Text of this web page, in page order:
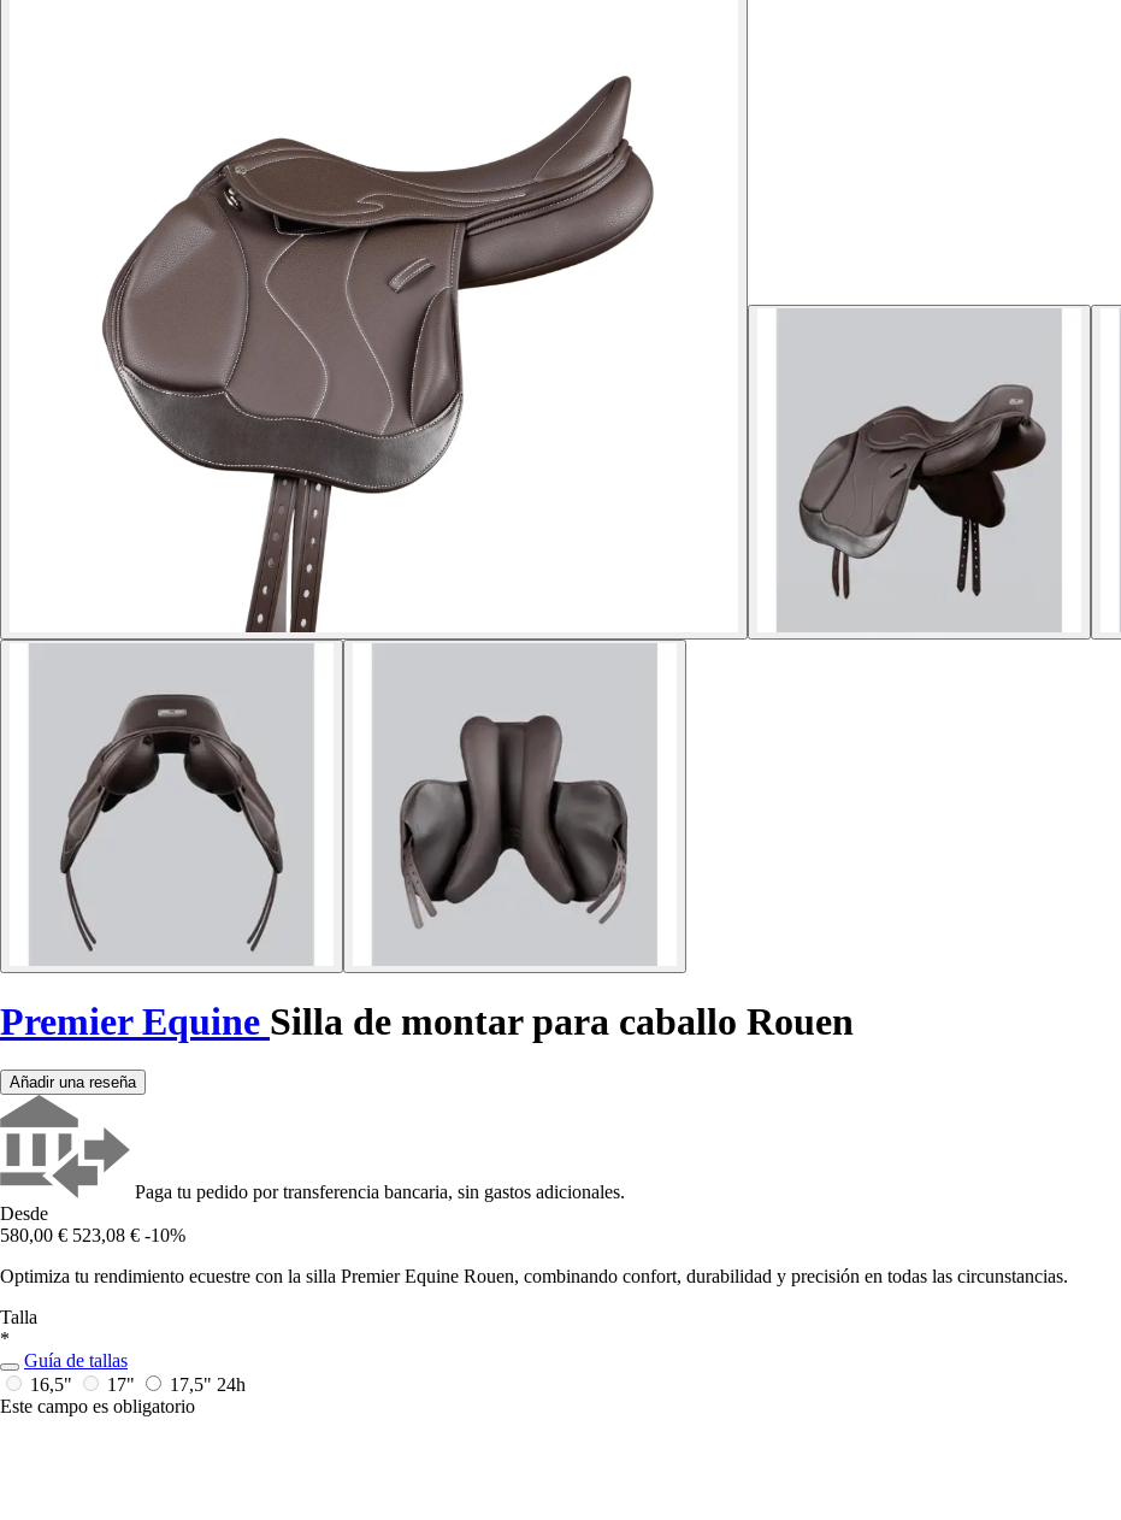
Premier Equine Silla de montar para caballo Rouen
Añadir una reseña
Paga tu pedido por transferencia bancaria, sin gastos adicionales.
Desde
580,00 € 523,08 € -10%
Optimiza tu rendimiento ecuestre con la silla Premier Equine Rouen, combinando confort, durabilidad y precisión en todas las circunstancias.
Talla
*
Guía de tallas
16,5"
17" 17,5" 24h
Este campo es obligatorio